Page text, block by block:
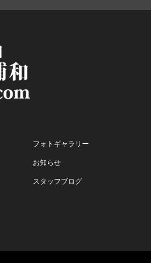
フォトギャラリー
お知らせ
スタッフブログ